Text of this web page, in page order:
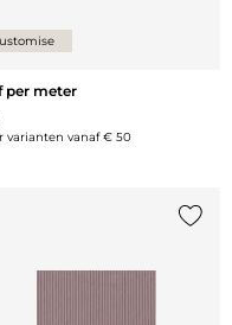
per meter
varianten vanaf€ 50